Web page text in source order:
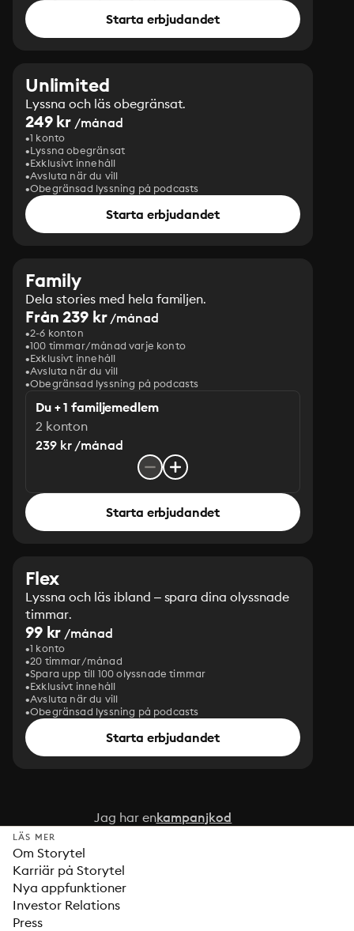
Starta erbjudandet
Unlimited
Lyssna och läs obegränsat.
249 kr /månad
1 konto
Lyssna obegränsat
Exklusivt innehåll
Avsluta när du vill
Obegränsad lyssning på podcasts
Starta erbjudandet
Family
Dela stories med hela familjen.
Från 239 kr/månad
2-6 konton
100 timmar/månad varje konto
Exklusivt innehåll
Avsluta när du vill
Obegränsad lyssning på podcasts
Du + 1 familjemedlem
2 konton
239 kr /månad
Starta erbjudandet
Flex
Lyssna och läs ibland – spara dina olyssnade
timmar.
99 kr /månad
1 konto
20 timmar/månad
Spara upp till 100 olyssnade timmar
Exklusivt innehåll
Avsluta när du vill
Obegränsad lyssning på podcasts
Starta erbjudandet
Jag har enkampanjkod
LÄS MER
Om Storytel
Karriär på Storytel
Nya appfunktioner
Investor Relations
Press